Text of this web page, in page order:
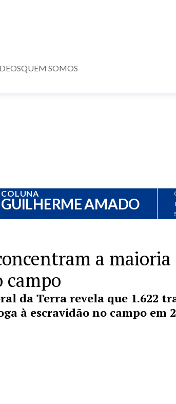
QUEM SOMOS
COLUNA
GUILHERME AMADO
a maioria
campo
da Terra revela que 1.622
à escravidão no campo em